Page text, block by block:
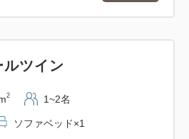
ルツイン
2 1~2名
ソファベッド×1